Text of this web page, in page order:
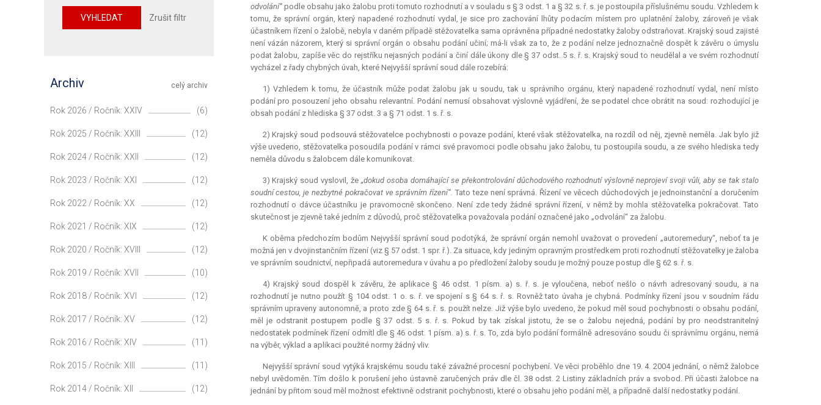
odvolání“podle obsahu jako žalobu proti tomuto rozhodnutí a v souladu s § 3 odst. 1 a § 32 s. ř. s. je postoupila příslušnému soudu. Vzhledem k
tomu, že správní orgán, který napadené rozhodnutí vydal, je sice pro zachování lhůty podacím místem pro uplatnění žaloby, zároveň je však
účastníkem řízení o žalobě, nebyla v daném případě stěžovatelka sama oprávněna případné nedostatky žaloby odstraňovat. Krajský soud zajisté
není vázán názorem, který si správní orgán o obsahu podání učiní; má-li však za to, že z podání nelze jednoznačně dospět k závěru o úmyslu
podat žalobu, zapíše věc do rejstříku nejasných podání a činí dále úkony dle § 37 odst. 5 s. ř. s. Krajský soud to neudělal a ve svém rozhodnutí
vycházel z řady chybných úvah, které Nejvyšší správní soud dále rozebírá:
1) Vzhledem k tomu, že účastník může podat žalobu jak u soudu, tak u správního orgánu, který napadené rozhodnutí vydal, není místo
podání pro posouzení jeho obsahurelevantní. Podání nemusí obsahovat výslovně vyjádření, že se podatel chce obrátit na soud: rozhodující je
obsah podání z hlediska § 37 odst. 3 a § 71 odst. 1 s. ř. s.
2) Krajský soud podsouvá stěžovatelce pochybnosti o povaze podání, které však stěžovatelka, na rozdíl od něj, zjevně neměla. Jak bylo již
výše uvedeno, stěžovatelka posoudila podání v rámci své pravomoci podle obsahu jako žalobu, tu postoupila soudu, a ze svého hlediska tedy
neměla důvodu s žalobcem dále komunikovat.
3) Krajský soud vyslovil, že„dokud osoba domáhající se překontrolování důchodového rozhodnutí výslovně neprojeví svoji vůli, aby se tak stalo
soudní cestou, je nezbytné pokračovat ve správním řízení“. Tato teze není správná. Řízení ve věcech důchodových je jednoinstanční a doručením
rozhodnutí o dávce účastníku je pravomocně skončeno. Není zde tedy žádné správní řízení, v němž by mohla stěžovatelka pokračovat. Tato
skutečnost je zjevně také jedním z důvodů, proč stěžovatelka považovala podání označené jako „odvolání“ za žalobu.
K oběma předchozím bodům Nejvyšší správní soud podotýká, že správní orgán nemohl uvažovat o provedení „autoremedury“, neboť ta je
možná jen v dvojinstančním řízení (viz § 57 odst. 1 spr. ř.). Za situace, kdy jediným opravným prostředkem proti rozhodnutí stěžovatelky je žaloba
ve správním soudnictví, nepřipadá autoremedura v úvahu a po předložení žaloby soudu je možný pouze postup dle § 62 s. ř. s.
4) Krajský soud dospěl k závěru, že aplikace § 46 odst. 1 písm. a) s. ř. s. je vyloučena, neboť nešlo o návrh adresovaný soudu, a na
rozhodnutí je nutno použít § 104 odst. 1 o. s. ř. ve spojení s § 64 s. ř. s. Rovněž tato úvaha je chybná. Podmínky řízení jsou v soudním řádu
správním upraveny autonomně, a proto zde § 64 s. ř. s. použít nelze. Již výše bylo uvedeno, že pokud měl soud pochybnosti o obsahu podání,
měl je odstranit postupem podle § 37 odst. 5 s. ř. s. Pokud by tak získal jistotu, že se o žalobu nejedná, podání by pro neodstranitelný
nedostatek podmínek řízení odmítl dle § 46 odst. 1 písm. a) s. ř. s. To, zda bylo podání formálně adresováno soudu či správnímu orgánu, nemá
na výběr, výklad a aplikaci použité normy žádný vliv.
Nejvyšší správní soud vytýká krajskému soudu také závažné procesní pochybení. Ve věci proběhlo dne 19. 4. 2004 jednání, o němž žalobce
nebyl uvědoměn. Tím došlo k porušení jeho ústavně zaručených práv dle čl. 38 odst. 2 Listiny základních práv a svobod. Při účasti žalobce na
jednání by přitom soud měl možnost efektivně odstranit pochybnosti, které o obsahu jeho podání měl, a případně další nedostatky podání.
VYHLEDAT Zrušit filtr
celý archiv
Archiv
Rok 2026 / Ročník: XXIV (6)
Rok 2025 / Ročník: XXIII (12)
Rok 2024 / Ročník: XXII (12)
Rok 2023 / Ročník: XXI (12)
Rok 2022 / Ročník: XX (12)
Rok 2021 / Ročník: XIX (12)
Rok 2020 / Ročník: XVIII (12)
Rok 2019 / Ročník: XVII (10)
Rok 2018 / Ročník: XVI (12)
Rok 2017 / Ročník: XV (12)
Rok 2016 / Ročník: XIV (11)
Rok 2015 / Ročník: XIII (11)
Rok 2014 / Ročník: XII (12)